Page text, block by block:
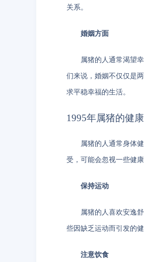
关系。
婚姻方面
属猪的人通常渴望
们来说，婚姻不仅仅是
求平稳幸福的生活。
1995年属猪的健
属猪的人通常身体
受，可能会忽视一些健
保持运动
属猪的人喜欢安逸
些因缺乏运动而引发的健
注意饮食